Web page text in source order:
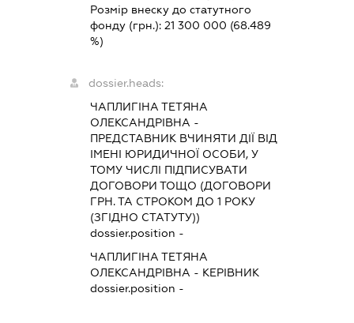
Розмір внеску до статутного
фонду (грн.):21 300 000 (68.489
%)
dossier.heads:
ЧАПЛИГІНА ТЕТЯНА
ОЛЕКСАНДРІВНА -
ПРЕДСТАВНИК ВЧИНЯТИ ДІЇ ВІД
ІМЕНІ ЮРИДИЧНОЇ ОСОБИ, У
ТОМУ ЧИСЛІ ПІДПИСУВАТИ
ДОГОВОРИ ТОЩО (ДОГОВОРИ
ГРН. ТА СТРОКОМ ДО 1 РОКУ
(ЗГІДНО СТАТУТУ))
dossier.position -
ЧАПЛИГІНА ТЕТЯНА
ОЛЕКСАНДРІВНА - КЕРІВНИК
dossier.position -